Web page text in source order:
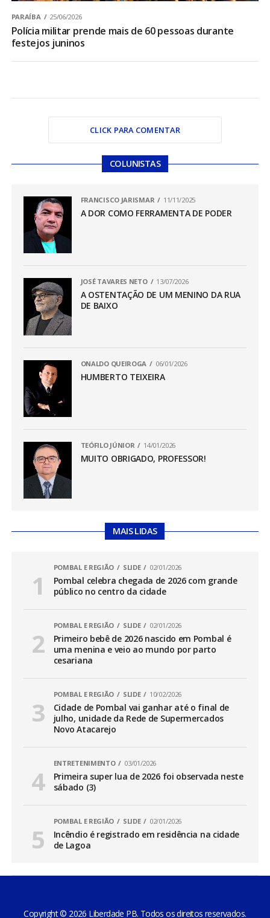
PARAÍBA 25/06/2026
Polícia militar prende mais de 60 pessoas durante
festejos juninos
CLICK PARA COMENTAR
COLUNISTAS
FRANCISCO JARISMAR 11/11/2025
A DOR COMO FERRAMENTA DE PODER
JOSÉ TAVARES NETO 13/07/2026
A OSTENTAÇÃO DE UM MENINO DA RUA
DE BAIXO
ONALDO QUEIROGA 06/01/2026
HUMBERTO TEIXEIRA
TEÓFILO JÚNIOR 14/01/2026
MUITO OBRIGADO, PROFESSOR!
MAIS LIDAS
POMBAL E REGIÃO SLIDE 02/01/2026
Pombal celebra chegada de 2026 com grande
público no centro da cidade
POMBAL E REGIÃO SLIDE 02/01/2026
Primeiro bebê de 2026 nascido em Pombal é
uma menina e veio ao mundo por parto
cesariana
POMBAL E REGIÃO SLIDE 10/02/2026
Cidade de Pombal vai ganhar até o final de
julho, unidade da Rede de Supermercados
Novo Atacarejo
ENTRETENIMENTO 03/01/2026
Primeira super lua de 2026 foi observada neste
sábado (3)
POMBAL E REGIÃO SLIDE 02/01/2026
Incêndio é registrado em residência na cidade
de Lagoa
Copyright © 2026 Liberdade PB. Todos os direitos reservados.